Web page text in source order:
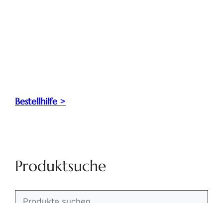
Bestellhilfe >
Produktsuche